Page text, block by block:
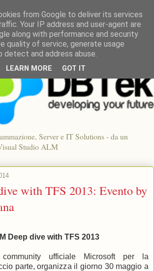
Server e IT Solutions - da un
Studio ALM
with TFS 2013: Evento by
Deep dive with TFS 2013
community ufficiale Microsoft per la
parte, organizza il giorno 30 maggio a
from Google to deliver its services
Your IP address and user-agent are
along with performance and security
quality of service, generate usage
and address abuse.
LEARN MORE GOT IT